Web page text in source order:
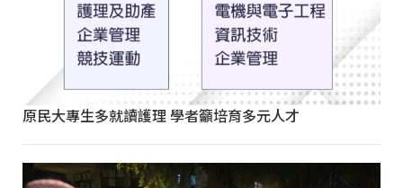
原民大專生多就讀護理 學者籲培育多元人才